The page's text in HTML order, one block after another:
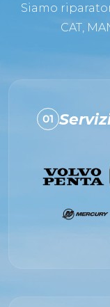
Siamo
CAT,
01